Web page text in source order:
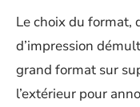
Le choix du format,
d’impression
grand format sur
l’extérieur pour